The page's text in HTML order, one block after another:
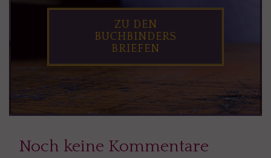
ZU DEN
BUCHBINDERS
BRIEFEN
Noch keine Kommentare